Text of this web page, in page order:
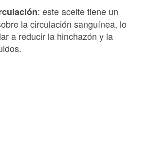
: este aceite tiene un
la circulación sanguínea, lo
a reducir la hinchazón y la